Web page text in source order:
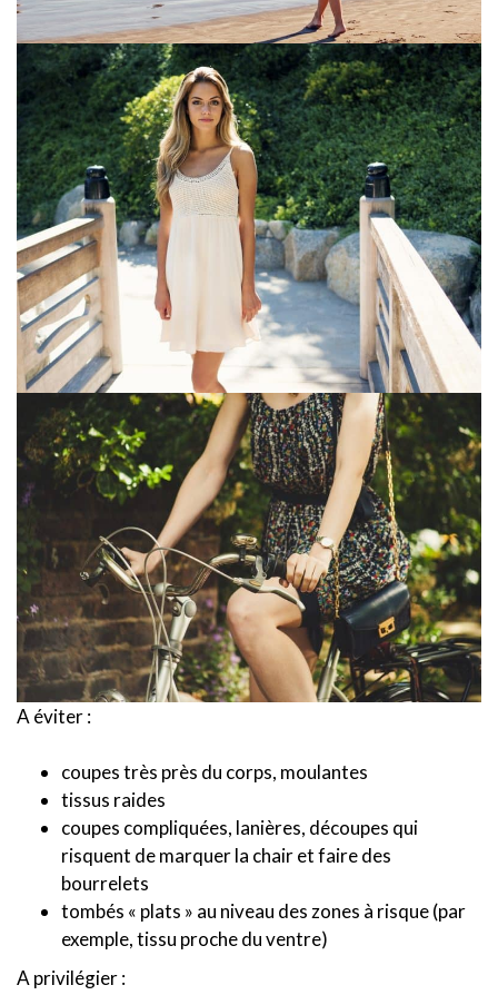
A éviter :
coupes très près du corps, moulantes
tissus raides
coupes compliquées, lanières, découpes qui
risquent de marquer la chair et faire des
bourrelets
tombés « plats » au niveau des zones à risque (par
exemple, tissu proche du ventre)
A privilégier :